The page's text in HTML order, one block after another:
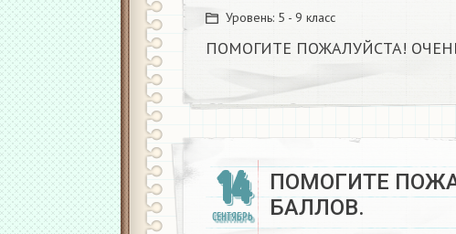
Уровень: 5 - 9 класс
ПОМОГИТЕ ПОЖАЛУЙСТА!
14
СЕНТЯБРЬ
ПОМОГИТЕ
БАЛЛОВ.